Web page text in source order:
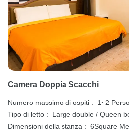
Camera Doppia Scacchi
Numero massimo di ospiti :
1~2
Tipo di letto :
Large double / Queen
Dimensioni della stanza : 6Square